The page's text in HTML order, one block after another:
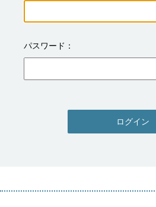
パスワード
ログイン